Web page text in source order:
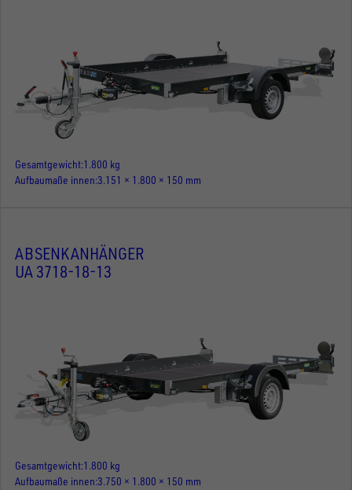
Gesamtgewicht 1.800 kg
Aufbaumaße innen 3.151 × 1.800 × 150 mm
ABSENKANHÄNGER
UA 3718-18-13
Gesamtgewicht 1.800 kg
Aufbaumaße innen 3.750 × 1.800 × 150 mm